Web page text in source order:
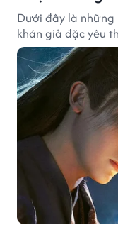
Dưới đây là
khán giả đặc yêu